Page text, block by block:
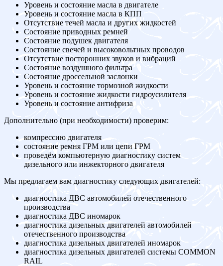
Уровень и состояние масла в двигателе
Уровень и состояние масла в КПП
Отсутствие течей масла и других жидкостей
Состояние приводных ремней
Состояние подушек двигателя
Состояние свечей и высоковольтных проводов
Отсутствие посторонних звуков и вибраций
Состояние воздушного фильтра
Состояние дроссельной заслонки
Уровень и состояние тормозной жидкости
Уровень и состояние жидкости гидроусилителя
Уровень и состояние антифриза
Дополнительно (при необходимости) проверим:
компрессию двигателя
состояние ремня ГРМ или цепи ГРМ
проведём компьютерную диагностику систем
дизельного или инжекторного двигателя
Мы предлагаем вам диагностику следующих двигателей:
диагностика ДВС автомобилей отечественного
производства
диагностика ДВС иномарок
диагностика дизельных двигателей автомобилей
отечественного производства
диагностика дизельных двигателей иномарок
диагностика дизельных двигателей системы COMMON
RAIL